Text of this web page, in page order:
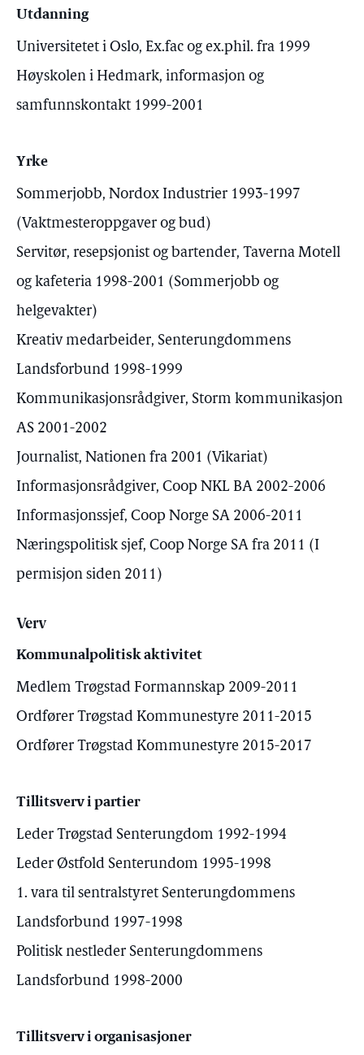
Utdanning
Universitetet i Oslo, Ex.fac og ex.phil. fra 1999
Høyskolen i Hedmark, informasjon og
samfunnskontakt 1999-2001
Yrke
Sommerjobb, Nordox Industrier 1993-1997
(Vaktmesteroppgaver og bud)
Servitør, resepsjonist og bartender, Taverna Motell
og kafeteria 1998-2001 (Sommerjobb og
helgevakter)
Kreativ medarbeider, Senterungdommens
Landsforbund 1998-1999
Kommunikasjonsrådgiver, Storm kommunikasjon
AS 2001-2002
Journalist, Nationen fra 2001 (Vikariat)
Informasjonsrådgiver, Coop NKL BA 2002-2006
Informasjonssjef, Coop Norge SA 2006-2011
Næringspolitisk sjef, Coop Norge SA fra 2011 (I
permisjon siden 2011)
Verv
Kommunalpolitisk aktivitet
Medlem Trøgstad Formannskap 2009-2011
Ordfører Trøgstad Kommunestyre 2011-2015
Ordfører Trøgstad Kommunestyre 2015-2017
Tillitsverv i partier
Leder Trøgstad Senterungdom 1992-1994
Leder Østfold Senterundom 1995-1998
1. vara til sentralstyret Senterungdommens
Landsforbund 1997-1998
Politisk nestleder Senterungdommens
Landsforbund 1998-2000
Tillitsverv i organisasjoner